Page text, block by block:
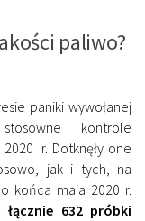
paliwo?
paniki wywołanej
kontrole
r. Dotknęły one
jak i tych, na
końca maja 2020 r.
łącznie 632 próbki